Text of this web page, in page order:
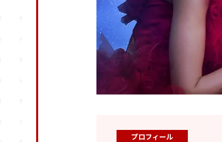
プロフィール